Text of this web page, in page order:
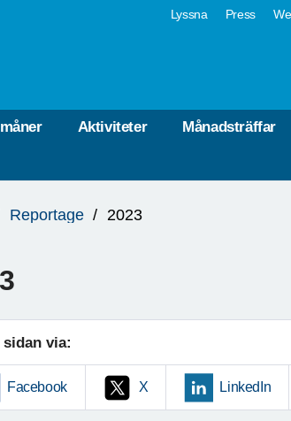
Lyssna Press
Aktiviteter Månadsträffar
Reportage 2023
sidan via:
Facebook X LinkedIn